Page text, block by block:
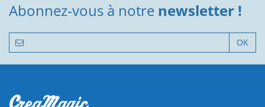
Abonnez-vous à notre newsletter !
OK